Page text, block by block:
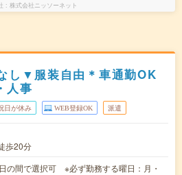
株式会社ニッソーネット
し▼服装自由＊車通勤OK
人事
日が休み WEB登録OK 派遣
歩20分
の間で選択可 ※必ず勤務する曜日：月・